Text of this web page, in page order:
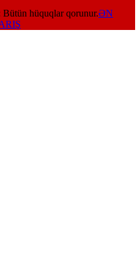
hüquqlar qorunur.ƏN